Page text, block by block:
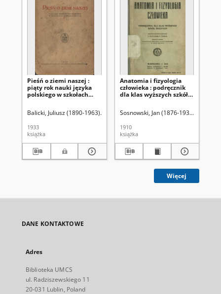
Pieśń o ziemi naszej :
piąty rok nauki języka
polskiego w szkołach
Balicki, Juliusz (1890-1963)
Maykowski, Stanisław (1880-1961)
1933
książka
Anatomia i fizyologia
człowieka : podręcznik
dla klas wyższych szkół
Sosnowski, Jan (1876-1938)
1910
książka
Więcej
DANE KONTAKTOWE
Adres
Biblioteka UMCS
ul. Radziszewskiego 11
20-031 Lublin, Poland